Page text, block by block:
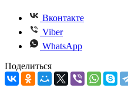
Вконтакте
Viber
WhatsApp
Поделиться